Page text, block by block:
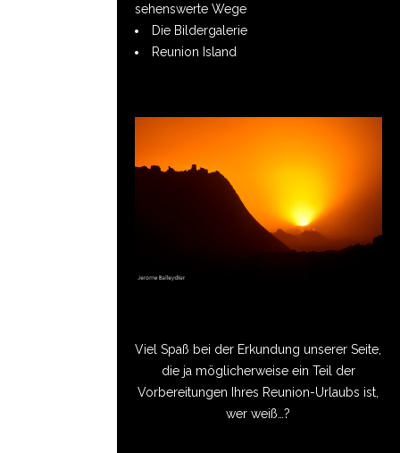
sehenswerte Wege
Die Bildergalerie
Reunion Island
Viel Spaß bei der Erkundung unserer Seite,
die ja möglicherweise ein Teil der
Vorbereitungen Ihres Reunion-Urlaubs ist,
wer weiß…?